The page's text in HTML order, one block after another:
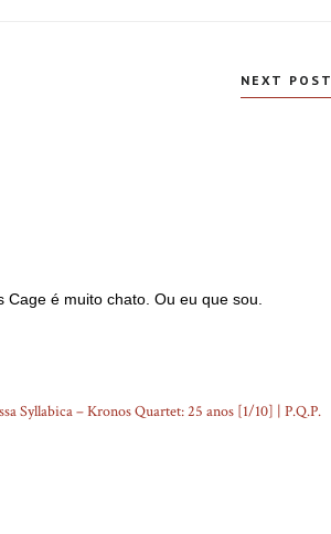
NEXT POST
é muito chato. Ou eu que sou.
Syllabica – Kronos Quartet: 25 anos [1/10] | P.Q.P.